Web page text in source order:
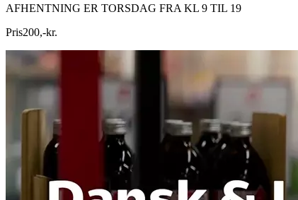
AFHENTNING ER TORSDAG FRA KL 9 TIL 19
Pris200,-kr.